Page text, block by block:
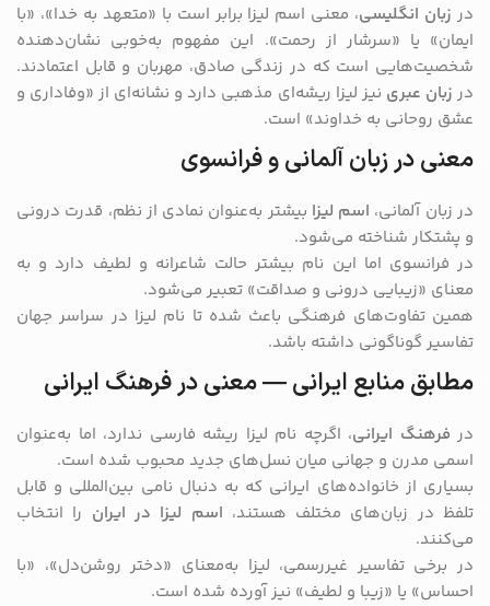
در زبان انگلیسی، معنی اسم لیزا برابر است با «متعهد به خدا»، «با
ایمان» یا «سرشار از رحمت». این مفهوم به‌خوبی نشان‌دهنده
شخصیت‌هایی است که در زندگی صادق، مهربان و قابل اعتمادند.
در زبان عبری نیز لیزا ریشه‌ای مذهبی دارد و نشانه‌ای از «وفاداری و
عشق روحانی به خداوند» است.
معنی در زبان آلمانی و فرانسوی
در زبان آلمانی، اسم لیزا بیشتر به‌عنوان نمادی از نظم، قدرت درونی
و پشتکار شناخته می‌شود.
در فرانسوی اما این نام بیشتر حالت شاعرانه و لطیف دارد و به
معنای «زیبایی درونی و صداقت» تعبیر می‌شود.
همین تفاوت‌های فرهنگی باعث شده تا نام لیزا در سراسر جهان
تفاسیر گوناگونی داشته باشد.
مطابق منابع ایرانی — معنی در فرهنگ ایرانی
در فرهنگ ایرانی، اگرچه نام لیزا ریشه فارسی ندارد، اما به‌عنوان
اسمی مدرن و جهانی میان نسل‌های جدید محبوب شده است.
بسیاری از خانواده‌های ایرانی که به دنبال نامی بین‌المللی و قابل
تلفظ در زبان‌های مختلف هستند، اسم لیزا در ایران را انتخاب
می‌کنند.
در برخی تفاسیر غیررسمی، لیزا به‌معنای «دختر روشن‌دل»، «با
احساس» یا «زیبا و لطیف» نیز آورده شده است.